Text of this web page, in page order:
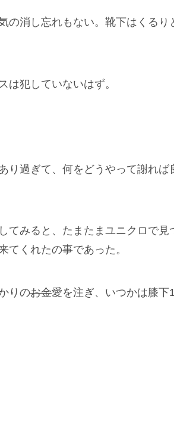
の消し忘れもない。靴下はくるり
は犯していないはず。
り過ぎて、何をどうやって謝れば
てみると、たまたまユニクロで見
てくれたの事であった。
りのお金愛を注ぎ、いつかは膝下